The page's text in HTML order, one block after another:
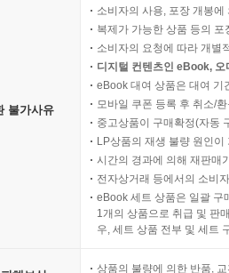
불가사유
소비자의 사용, 포장 개봉
복제가 가능한 상품 등의
소비자의 요청에 따라 개별
디지털 컨텐츠인 eBook,
eBook 대여 상품은 대여 기
모바일 쿠폰 등록 후 취소/
중고상품이 구매확정(자동
LP상품의 재생 불량 원인
시간의 경과에 의해 재판매
전자상거래 등에서의 소비
eBook 세트 상품은 일괄 구
1개의 상품으로 취급 및 판
우, 세트 상품 전부 및 세트
상품의 불량에 의한 반품,